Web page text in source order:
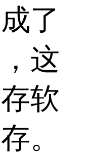
了
这
软
。